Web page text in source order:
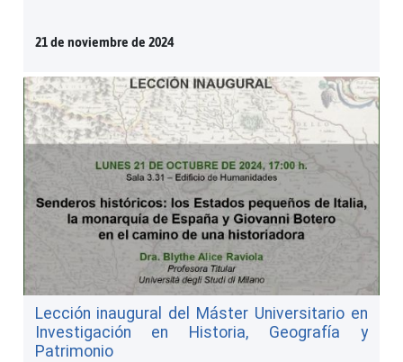
21 de noviembre de 2024
Lección inaugural del Máster Universitario en
Investigación en Historia, Geografía y
Patrimonio